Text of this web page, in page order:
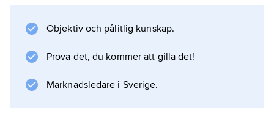
jordklotet svalnat, varvid jordskorpan minskat i
directionalism
.
Objektiv och pålitlig kunskap.
Prova det, du kommer att gilla det!
Marknadsledare i Sverige.